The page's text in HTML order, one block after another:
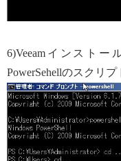
6)Veeamインスト
PowerSehellのスクリプ